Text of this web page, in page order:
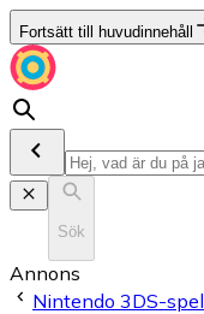
Fortsätt till huvudinnehåll
Sök
Annons
Nintendo 3DS-spel